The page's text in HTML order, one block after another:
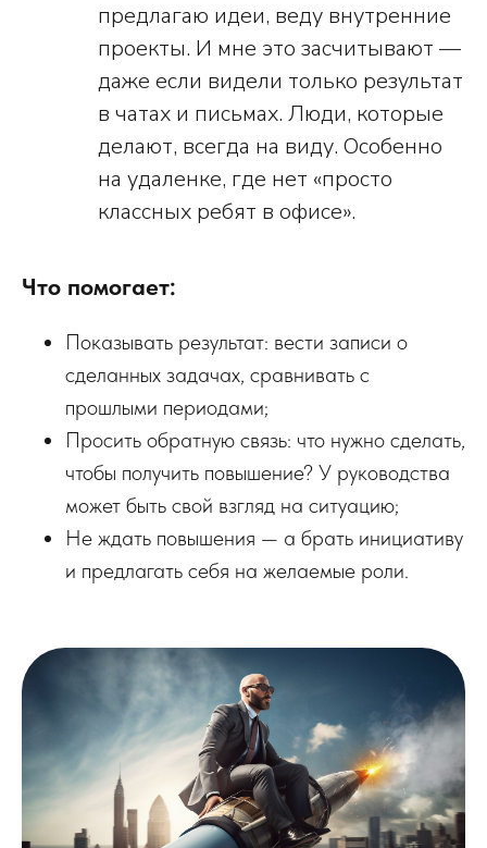
предлагаю идеи, веду внутренние
проекты. И мне это засчитывают —
даже если видели только результат
в чатах и письмах. Люди, которые
делают, всегда на виду. Особенно
на удаленке, где нет «просто
классных ребят в офисе».
Что помогает:
Показывать результат: вести записи о
сделанных задачах, сравнивать с
прошлыми периодами;
Просить обратную связь: что нужно сделать,
чтобы получить повышение? У руководства
может быть свой взгляд на ситуацию;
Не ждать повышения — а брать инициативу
и предлагать себя на желаемые роли.